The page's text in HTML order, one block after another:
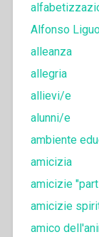
Alfonso
alleanza
allegria
allievi/e
alunni/e
ambiente
amicizia
amicizie
amicizie
amico